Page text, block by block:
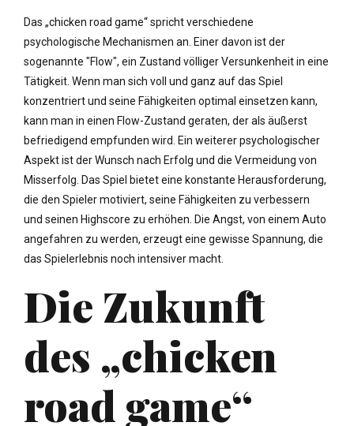
Das „chicken road game“ spricht verschiedene
psychologische Mechanismen an. Einer davon ist der
sogenannte "Flow", ein Zustand völliger Versunkenheit in eine
Tätigkeit. Wenn man sich voll und ganz auf das Spiel
konzentriert und seine Fähigkeiten optimal einsetzen kann,
kann man in einen Flow-Zustand geraten, der als äußerst
befriedigend empfunden wird. Ein weiterer psychologischer
Aspekt ist der Wunsch nach Erfolg und die Vermeidung von
Misserfolg. Das Spiel bietet eine konstante Herausforderung,
die den Spieler motiviert, seine Fähigkeiten zu verbessern
und seinen Highscore zu erhöhen. Die Angst, von einem Auto
angefahren zu werden, erzeugt eine gewisse Spannung, die
das Spielerlebnis noch intensiver macht.
Die Zukunft
des „chicken
road game“